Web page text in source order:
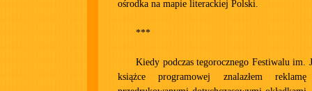
ośrodka na mapie literackiej Polski.
***
Kiedy podczas tegorocznego Festiwalu im.
książce programowej znalazłem